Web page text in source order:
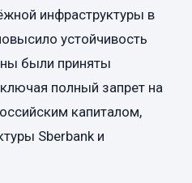
инфраструктуры в
устойчивость
были приняты
полный запрет на
капиталом,
Sberbank и